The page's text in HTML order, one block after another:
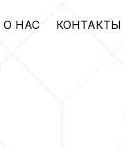
О НАС КОНТАКТЫ